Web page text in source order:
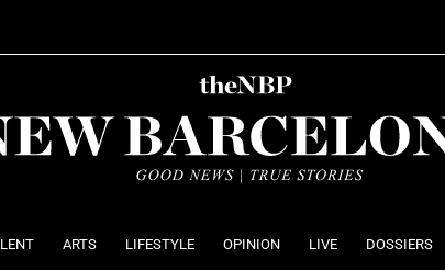
ARTS LIFESTYLE OPINION LIVE DOSSIERS